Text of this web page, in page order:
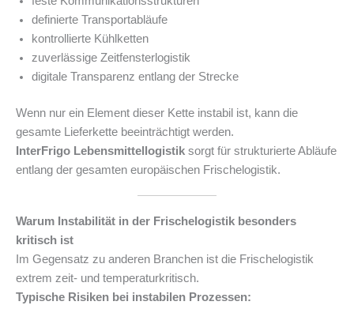
definierte Transportabläufe
kontrollierte Kühlketten
zuverlässige Zeitfensterlogistik
digitale Transparenz entlang der Strecke
Wenn nur ein Element dieser Kette instabil ist, kann die
gesamte Lieferkette beeinträchtigt werden.
InterFrigo Lebensmittellogistik sorgt für strukturierte Abläufe
entlang der gesamten europäischen Frischelogistik.
Warum Instabilität in der Frischelogistik besonders
kritisch ist
Im Gegensatz zu anderen Branchen ist die Frischelogistik
extrem zeit- und temperaturkritisch.
Typische Risiken bei instabilen Prozessen: